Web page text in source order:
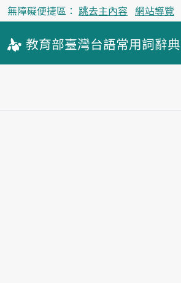
無障礙便捷區： 跳去主內容 網站導覽
教育部臺灣台語常用詞辭典